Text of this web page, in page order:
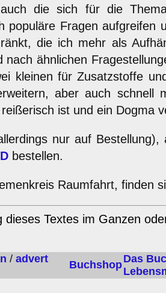
die sich für die
Fragen
die ich mehr als
ähnlichen
kleinen für Zusatzstoffe
aber auch
ist und ein Dogma
nur auf
bestellen.
Raumfahrt, finden
Textes im Ganzen
/ advert
BuchshopDas